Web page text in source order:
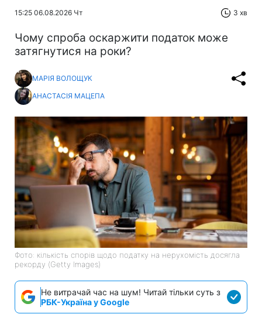
15:25 06.08.2026 Чт 3 хв
Чому спроба оскаржити податок може
затягнутися на роки?
МАРІЯ ВОЛОЩУК
АНАСТАСІЯ МАЦЕПА
Фото: кількість спорів щодо податку на нерухомість досягла
рекорду (Getty Images)
Не витрачай час на шум! Читай тільки суть з
РБК-Україна у Google